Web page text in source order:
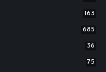
163
685
36
75